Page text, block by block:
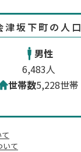
いて
津坂下町の人口
男性
6,483人
世帯数5,228世帯